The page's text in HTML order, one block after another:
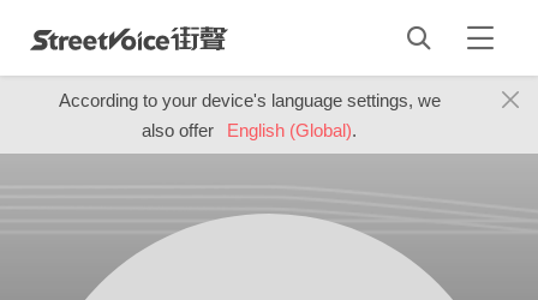
According to your device's language settings, we
also offer
English (Global).